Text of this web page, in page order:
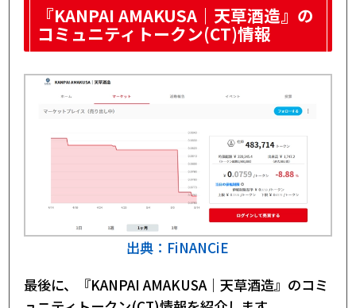
『KANPAI AMAKUSA｜天草酒造』の
コミュニティトークン(CT)情報
出典：FiNANCiE
最後に、『KANPAI AMAKUSA｜天草酒造』のコミ